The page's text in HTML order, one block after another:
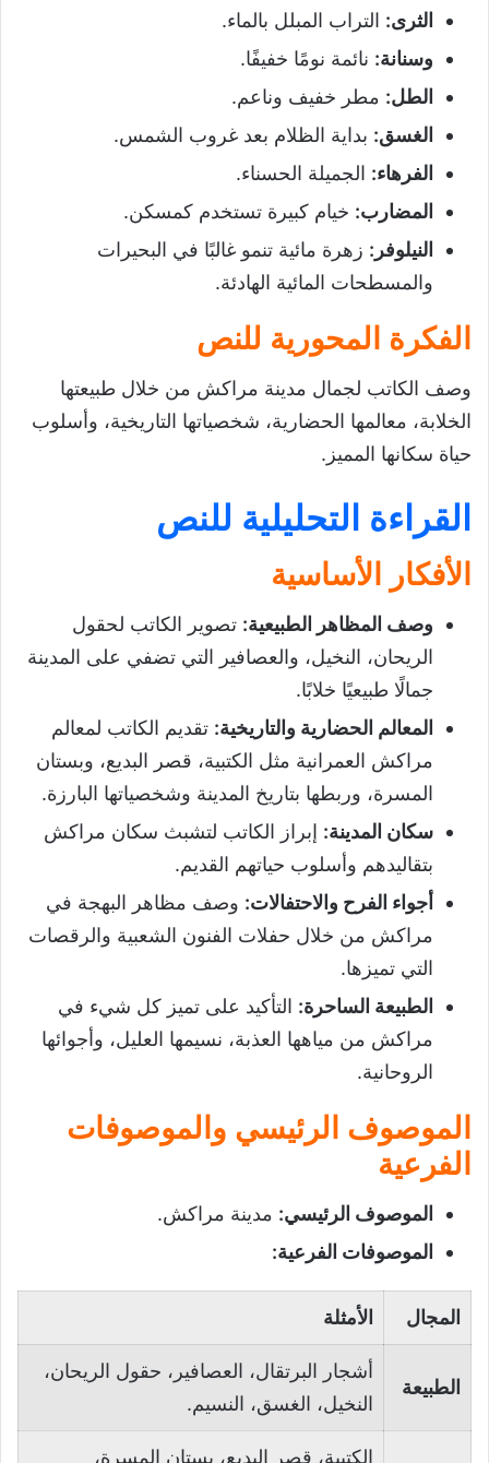
الثرى: التراب المبلل بالماء.
وسنانة: نائمة نومًا خفيفًا.
الطل: مطر خفيف وناعم.
الغسق: بداية الظلام بعد غروب الشمس.
الفرهاء: الجميلة الحسناء.
المضارب: خيام كبيرة تستخدم كمسكن.
النيلوفر : زهرة مائية تنمو غالبًا في البحيرات
والمسطحات المائية الهادئة.
الفكرة المحورية للنص
وصف الكاتب لجمال مدينة مراكش من خلال طبيعتها
الخلابة، معالمها الحضارية، شخصياتها التاريخية، وأسلوب
حياة سكانها المميز.
القراءة التحليلية للنص
الأفكار الأساسية
وصف المظاهر الطبيعية: تصوير الكاتب لحقول
الريحان، النخيل، والعصافير التي تضفي على المدينة
جمالًا طبيعيًا خلابًا.
المعالم الحضارية والتاريخية: تقديم الكاتب لمعالم
مراكش العمرانية مثل الكتبية، قصر البديع، وبستان
المسرة، وربطها بتاريخ المدينة وشخصياتها البارزة.
سكان المدينة: إبراز الكاتب لتشبث سكان مراكش
بتقاليدهم وأسلوب حياتهم القديم.
أجواء الفرح والاحتفالات: وصف مظاهر البهجة في
مراكش من خلال حفلات الفنون الشعبية والرقصات
التي تميزها.
الطبيعة الساحرة: التأكيد على تميز كل شيء في
مراكش من مياهها العذبة، نسيمها العليل، وأجوائها
الروحانية.
الموصوف الرئيسي والموصوفات
الفرعية
الموصوف الرئيسي: مدينة مراكش.
الموصوفات الفرعية:
المجال الأمثلة
الطبيعة
أشجار البرتقال، العصافير، حقول الريحان،
النخيل، الغسق، النسيم.
الكتبية، قصر البديع، بستان المسرة،